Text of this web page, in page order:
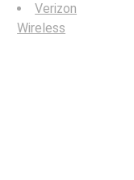
Verizon
Wireless